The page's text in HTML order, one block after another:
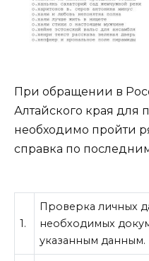
При обращении в
Алтайского края для
необходимо пройти
справка по
1.
Проверка личных
необходимых
указанным данным.